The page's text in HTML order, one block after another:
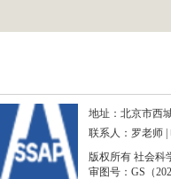
地址：北京市西
联系人：罗老师 |
版权所有 社会科
审图号：GS（